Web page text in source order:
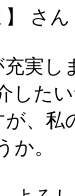
さん
実し
した
、
か。